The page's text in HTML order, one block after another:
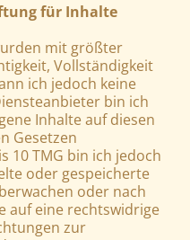
für Inhalte
mit größter
Vollständigkeit
ich jedoch keine
bin ich
Inhalte auf diesen
Gesetzen
10 TMG bin ich jedoch
oder gespeicherte
oder nach
auf eine rechtswidrige
zur